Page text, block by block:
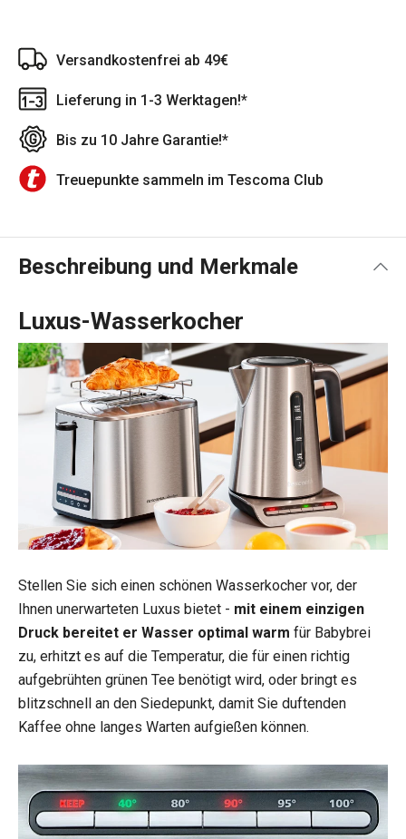
Versandkostenfrei ab 49€
Lieferung in 1-3 Werktagen!*
Bis zu 10 Jahre Garantie!*
Treuepunkte sammeln im Tescoma Club
Beschreibung und Merkmale
Luxus-Wasserkocher
Stellen Sie sich einen schönen Wasserkocher vor, der
Ihnen unerwarteten Luxus bietet - mit einem einzigen
Druck bereitet er Wasser optimal warm für Babybrei
zu, erhitzt es auf die Temperatur, die für einen richtig
aufgebrühten grünen Tee benötigt wird, oder bringt es
blitzschnell an den Siedepunkt, damit Sie duftenden
Kaffee ohne langes Warten aufgießen können.